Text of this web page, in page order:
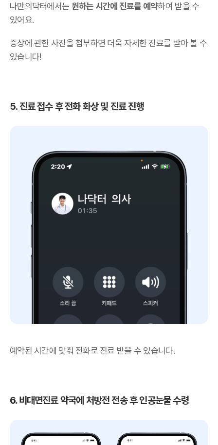
나만의닥터에서는 원하는 시간에 진료를 예약하여 받을 수
있어요.
증상에 관한 사진을 첨부하면 더욱 자세한 진료를 받아 볼 수
있습니다!
5. 진료 접수 후 전화 화상 및 진료 진행
예약된 시간에 맞춰 전화로 진료 받을 수 있습니다.
6. 비대면진료 약국에 처방전 전송 후 인공눈물 수령